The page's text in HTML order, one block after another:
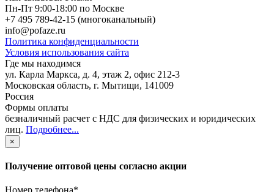
Пн-Пт 9:00-18:00 по Москве
+7 495 789-42-15 (многоканальный)
info@pofaze.ru
Политика конфиденциальности
Условия использования сайта
Где мы находимся
ул. Карла Маркса, д. 4, этаж 2, офис 212-3
Московская область, г. Мытищи, 141009
Россия
Формы оплаты
безналичный расчет с НДС для физических и юридических
лиц. Подробнее...
×
Получение оптовой цены согласно акции